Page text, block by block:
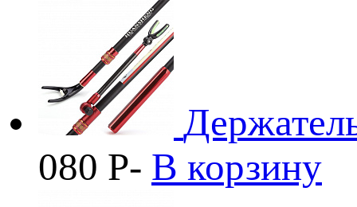
080 Р- В корзину